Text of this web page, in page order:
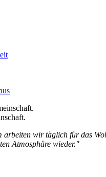
arbeiten wir täglich für das
Atmosphäre wieder."